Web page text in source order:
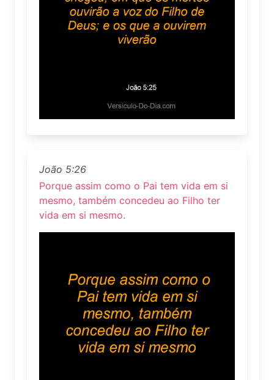
João 5:26
Porque assim como o Pai tem vida em si
mesmo, também concedeu ao Filho ter
vida em si mesmo.